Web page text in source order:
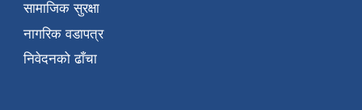
सामाजिक सुरक्षा
नागरिक वडापत्र
निवेदनको ढाँचा